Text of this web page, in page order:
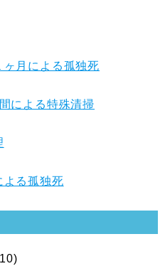
月による孤独死
による特殊清掃
よる孤独死